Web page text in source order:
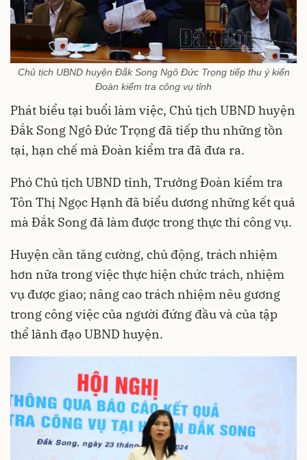
Chủ tịch UBND huyện Đắk Song Ngô Đức Trọng tiếp thu ý kiến
Đoàn kiểm tra công vụ tỉnh
Phát biểu tại buổi làm việc, Chủ tịch UBND huyện
Đắk Song Ngô Đức Trọng đã tiếp thu những tồn
tại, hạn chế mà Đoàn kiểm tra đã đưa ra.
Phó Chủ tịch UBND tỉnh, Trưởng Đoàn kiểm tra
Tôn Thị Ngọc Hạnh đã biểu dương những kết quả
mà Đắk Song đã làm được trong thực thi công vụ.
Huyện cần tăng cường, chủ động, trách nhiệm
hơn nữa trong việc thực hiện chức trách, nhiệm
vụ được giao; nâng cao trách nhiệm nêu gương
trong công việc của người đứng đầu và của tập
thể lãnh đạo UBND huyện.